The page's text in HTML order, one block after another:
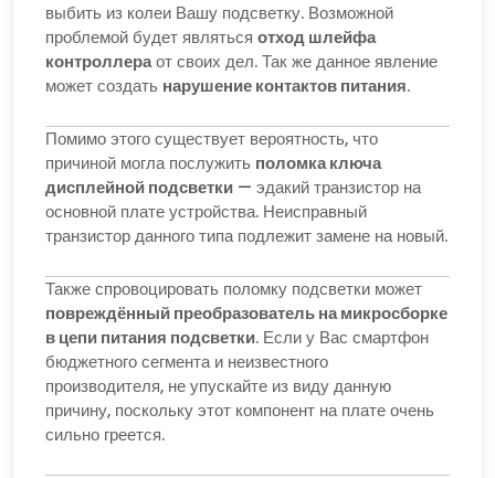
выбить из колеи Вашу подсветку. Возможной
проблемой будет являться отход шлейфа
контроллераот своих дел. Так же данное явление
может создать нарушение контактов питания.
Помимо этого существует вероятность, что
причиной могла послужить поломка ключа
дисплейной подсветки— эдакий транзистор на
основной плате устройства. Неисправный
транзистор данного типа подлежит замене на новый.
Также спровоцировать поломку подсветки может
повреждённый преобразователь на микросборке
в цепи питания подсветки. Если у Вас смартфон
бюджетного сегмента и неизвестного
производителя, не упускайте из виду данную
причину, поскольку этот компонент на плате очень
сильно греется.